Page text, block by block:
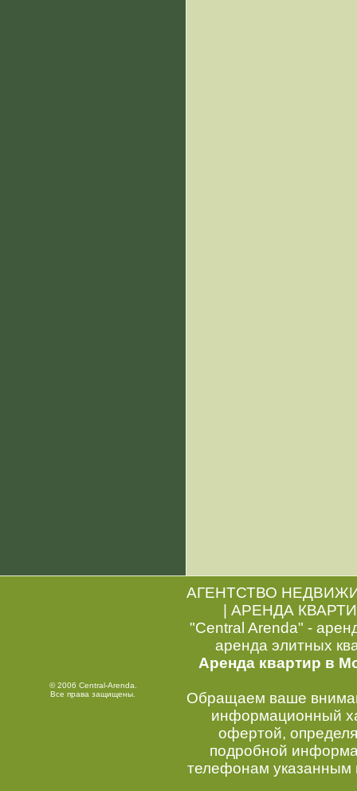
© 2006 Central-Arenda.
Все права защищены.
АГЕНТСТВО
|АРЕНДА
"Central Arenda" -
аренда элитных
Аренда квартир в
Обращаем ваше
информационный
офертой,
подробной
телефонам указанным